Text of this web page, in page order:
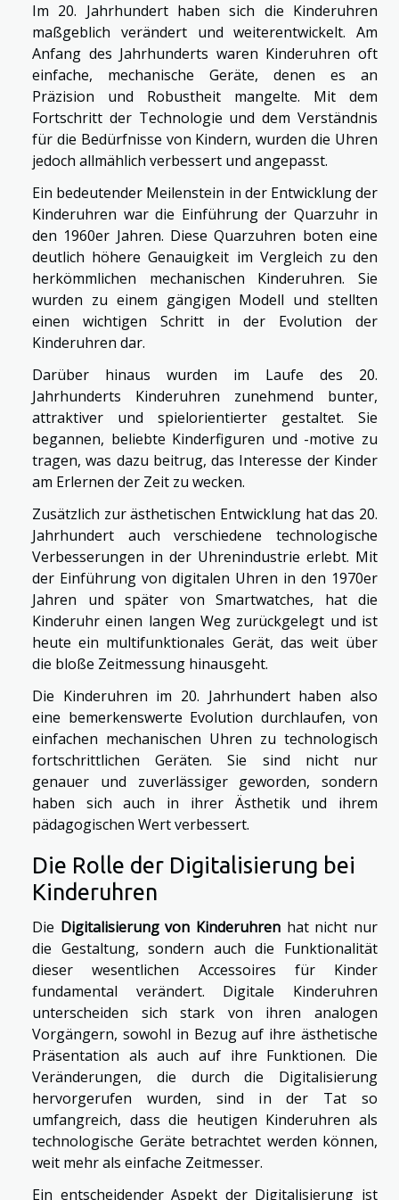
Im 20. Jahrhundert haben sich die Kinderuhren
maßgeblich verändert und weiterentwickelt. Am
Anfang des Jahrhunderts waren Kinderuhren oft
einfache, mechanische Geräte, denen es an
Präzision und Robustheit mangelte. Mit dem
Fortschritt der Technologie und dem Verständnis
für die Bedürfnisse von Kindern, wurden die Uhren
jedoch allmählich verbessert und angepasst.
Ein bedeutender Meilenstein in der Entwicklung der
Kinderuhren war die Einführung der Quarzuhr in
den 1960er Jahren. Diese Quarzuhren boten eine
deutlich höhere Genauigkeit im Vergleich zu den
herkömmlichen mechanischen Kinderuhren. Sie
wurden zu einem gängigen Modell und stellten
einen wichtigen Schritt in der Evolution der
Kinderuhren dar.
Darüber hinaus wurden im Laufe des 20.
Jahrhunderts Kinderuhren zunehmend bunter,
attraktiver und spielorientierter gestaltet. Sie
begannen, beliebte Kinderfiguren und -motive zu
tragen, was dazu beitrug, das Interesse der Kinder
am Erlernen der Zeit zu wecken.
Zusätzlich zur ästhetischen Entwicklung hat das 20.
Jahrhundert auch verschiedene technologische
Verbesserungen in der Uhrenindustrie erlebt. Mit
der Einführung von digitalen Uhren in den 1970er
Jahren und später von Smartwatches, hat die
Kinderuhr einen langen Weg zurückgelegt und ist
heute ein multifunktionales Gerät, das weit über
die bloße Zeitmessung hinausgeht.
Die Kinderuhren im 20. Jahrhundert haben also
eine bemerkenswerte Evolution durchlaufen, von
einfachen mechanischen Uhren zu technologisch
fortschrittlichen Geräten. Sie sind nicht nur
genauer und zuverlässiger geworden, sondern
haben sich auch in ihrer Ästhetik und ihrem
pädagogischen Wert verbessert.
Die Rolle der Digitalisierung bei
Kinderuhren
Die Digitalisierung von Kinderuhren hat nicht nur
die Gestaltung, sondern auch die Funktionalität
dieser wesentlichen Accessoires für Kinder
fundamental verändert. Digitale Kinderuhren
unterscheiden sich stark von ihren analogen
Vorgängern, sowohl in Bezug auf ihre ästhetische
Präsentation als auch auf ihre Funktionen. Die
Veränderungen, die durch die Digitalisierung
hervorgerufen wurden, sind in der Tat so
umfangreich, dass die heutigen Kinderuhren als
technologische Geräte betrachtet werden können,
weit mehr als einfache Zeitmesser.
Ein entscheidender Aspekt der Digitalisierung ist